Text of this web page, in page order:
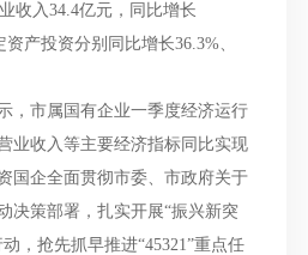
收入34.4亿元，同比增长
产投资分别同比增长36.3%、
市属国有企业一季度经济运行
业收入等主要经济指标同比实现
国企全面贯彻市委、市政府关于
决策部署，扎实开展“振兴新突
，抢先抓早推进“45321”重点任